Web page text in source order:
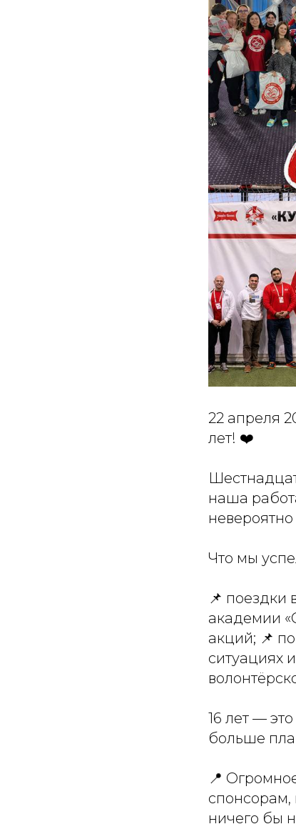
22 апреля
лет! ❤️
наша
Что мы
📌 поездки
академии
акций; 📌
ситуациях
16 лет —
больше
📍
спонсорам,
ничего бы